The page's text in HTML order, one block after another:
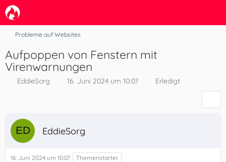
Probleme auf Websites
Aufpoppen von Fenstern mit
Virenwarnungen
EddieSorg 16. Juni 2024 um 10:07 Erledigt
EddieSorg
16. Juni 2024 um 10:07